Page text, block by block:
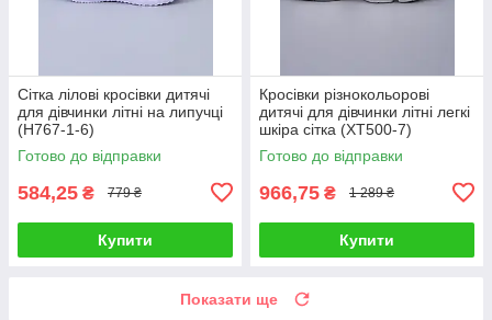
Сітка лілові кросівки дитячі
для дівчинки літні на липучці
(H767-1-6)
Готово до відправки
584,25 ₴ 779 ₴
Купити
Кросівки різнокольорові
дитячі для дівчинки літні легкі
шкіра сітка (XT500-7)
Готово до відправки
966,75 ₴ 1 289 ₴
Купити
Показати ще